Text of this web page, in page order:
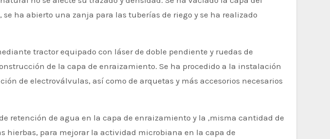
ha abierto una zanja para las tuberías de riego y se ha realizado
tractor equipado con láser de doble pendiente y ruedas de
de la capa de enraizamiento. Se ha procedido a la instalación
de electroválvulas, así como de arquetas y más accesorios necesarios
retención de agua en la capa de enraizamiento y la ,misma cantidad de
hierbas, para mejorar la actividad microbiana en la capa de